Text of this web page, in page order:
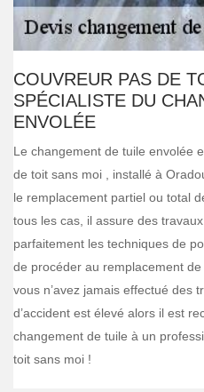
COUVREUR PAS DE
SPÉCIALISTE DU
ENVOLÉE
Le changement de tuile envolée
de toit sans moi , installé à
le remplacement partiel ou total
tous les cas, il assure des
parfaitement les techniques de
de procéder au remplacement
vous n’avez jamais effectué des
d’accident est élevé alors il est
changement de tuile à un
toit sans moi !